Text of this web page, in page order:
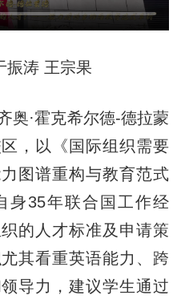
振涛 王宗果
·霍克希尔德-德拉蒙
，以《国际组织需要
图谱重构与教育范式
身35年联合国工作经
的人才标准及申请策
其看重英语能力、跨
导力，建议学生通过